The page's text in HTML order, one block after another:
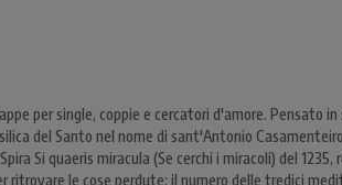
per single, coppie e cercatori d'amore. Pensato
del Santo nel nome di sant'Antonio
Si quaeris miracula (Se cerchi i miracoli) del 1235,
le cose perdute; il numero delle tredici